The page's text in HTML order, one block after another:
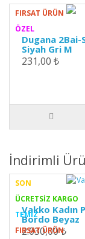
FIRSAT ÜRÜN
ÖZEL
Dugana 2Bai-
Siyah Gri M
231,00 ₺
İndirimli
SON
ÜCRETSİZ KARGO
TEMIZ
FIRSAT ÜRÜN
Vakko Kadın
Bordo Beyaz
2.030,00 ₺